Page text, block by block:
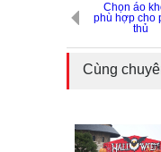
Chọn áo
phù hợp cho
thủ
Cùng